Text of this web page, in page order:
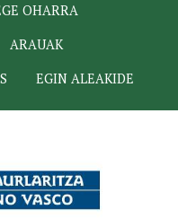
OHARRA
ARAUAK
EGIN ALEAKIDE